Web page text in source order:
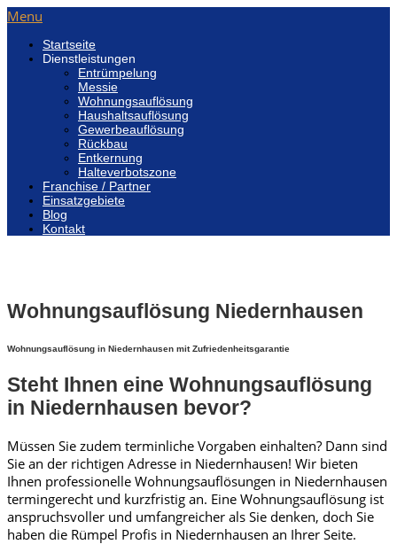
Menu
Startseite
Dienstleistungen
Entrümpelung
Messie
Wohnungsauflösung
Haushaltsauflösung
Gewerbeauflösung
Rückbau
Entkernung
Halteverbotszone
Franchise / Partner
Einsatzgebiete
Blog
Kontakt
Wohnungsauflösung Niedernhausen
Wohnungsauflösung in Niedernhausen mit Zufriedenheitsgarantie
Steht Ihnen eine Wohnungsauflösung
in Niedernhausen bevor?
Müssen Sie zudem terminliche Vorgaben einhalten? Dann sind
Sie an der richtigen Adresse in Niedernhausen! Wir bieten
Ihnen professionelle Wohnungsauflösungen in Niedernhausen
termingerecht und kurzfristig an. Eine Wohnungsauflösung ist
anspruchsvoller und umfangreicher als Sie denken, doch Sie
haben die Rümpel Profis in Niedernhausen an Ihrer Seite.